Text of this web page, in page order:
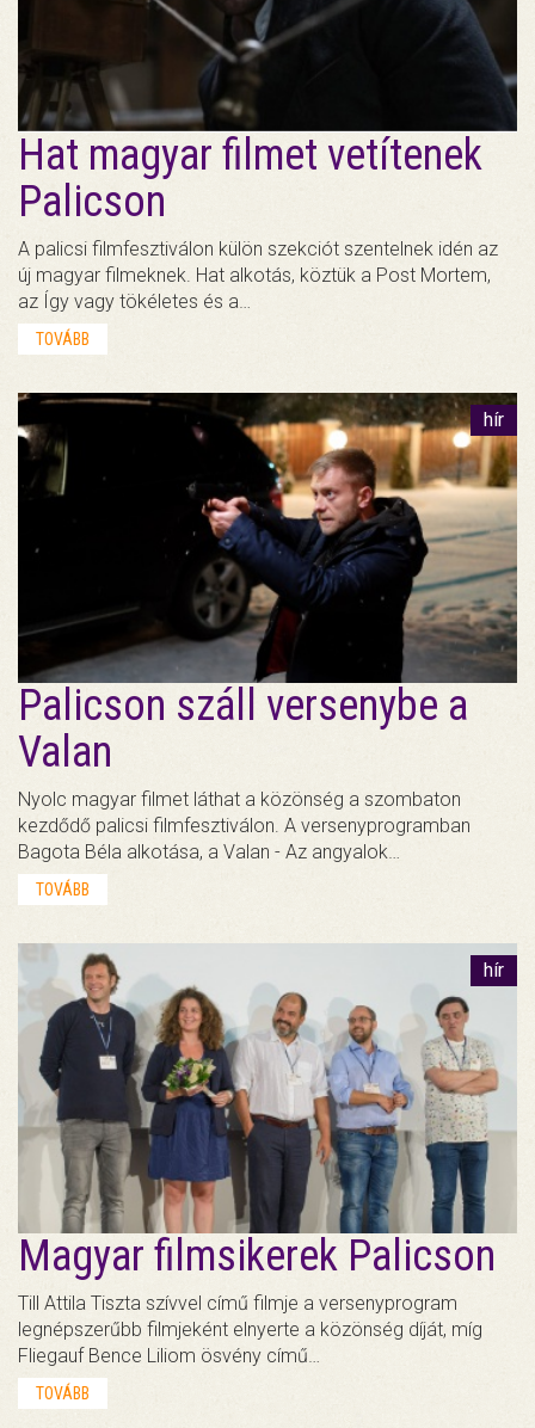
Hat magyar filmet vetítenek
Palicson
A palicsi filmfesztiválon külön szekciót szentelnek idén az
új magyar filmeknek. Hat alkotás, köztük a Post Mortem,
az Így vagy tökéletes és a…
TOVÁBB
hír
Palicson száll versenybe a
Valan
Nyolc magyar filmet láthat a közönség a szombaton
kezdődő palicsi filmfesztiválon. A versenyprogramban
Bagota Béla alkotása, a Valan - Az angyalok…
TOVÁBB
hír
Magyar filmsikerek Palicson
Till Attila Tiszta szívvel című filmje a versenyprogram
legnépszerűbb filmjeként elnyerte a közönség díját, míg
Fliegauf Bence Liliom ösvény című…
TOVÁBB